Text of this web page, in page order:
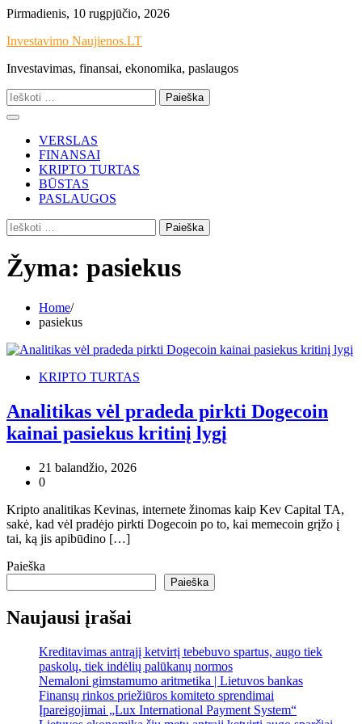
Skip
content
Pirmadienis, 10 rugpjūčio, 2026
Investavimo Naujienos.LT
Investavimas, finansai, ekonomika, paslaugos
Ieškoti:
VERSLAS
FINANSAI
KRIPTO TURTAS
BŪSTAS
PASLAUGOS
Ieškoti:
Žyma: pasiekus
Home
pasiekus
KRIPTO TURTAS
Analitikas vėl pradeda pirkti Dogecoin
kainai pasiekus kritinį lygį
21 balandžio, 2026
0
Kripto analitikas Kevinas, internete žinomas kaip Kev Capital TA,
sakė, kad vėl pradėjo pirkti Dogecoin po to, kai memecoin grįžo į
tai, ką jis apibūdino […]
Paieška
Paieška
Naujausi įrašai
Kreditavimas antrąjį ketvirtį tebebuvo spartus, augo tiek
paskolų, tiek indėlių palūkanų normos
Nemaloni gimstamumo aritmetika | Lietuvos bankas
Finansų rinkos priežiūros komiteto sprendimai
Įpareigojimai „Lux International Payment System“